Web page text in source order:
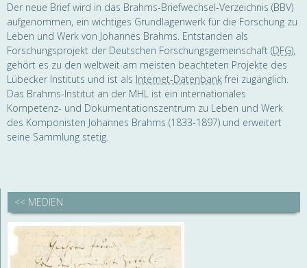
Der neue Brief wird in das Brahms-Briefwechsel-Verzeichnis (BBV)
aufgenommen, ein wichtiges Grundlagenwerk für die Forschung zu
Leben und Werk von Johannes Brahms. Entstanden als
Forschungsprojekt der Deutschen Forschungsgemeinschaft (DFG),
gehört es zu den weltweit am meisten beachteten Projekte des
Lübecker Instituts und ist als Internet-Datenbankfrei zugänglich.
Das Brahms-Institut an der MHL ist ein internationales
Kompetenz- und Dokumentationszentrum zu Leben und Werk
des Komponisten Johannes Brahms (1833-1897) und erweitert
seine Sammlung stetig.
<< MEDIEN